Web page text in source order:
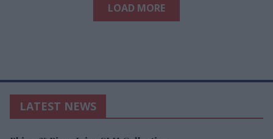
LOAD MORE
LATEST NEWS